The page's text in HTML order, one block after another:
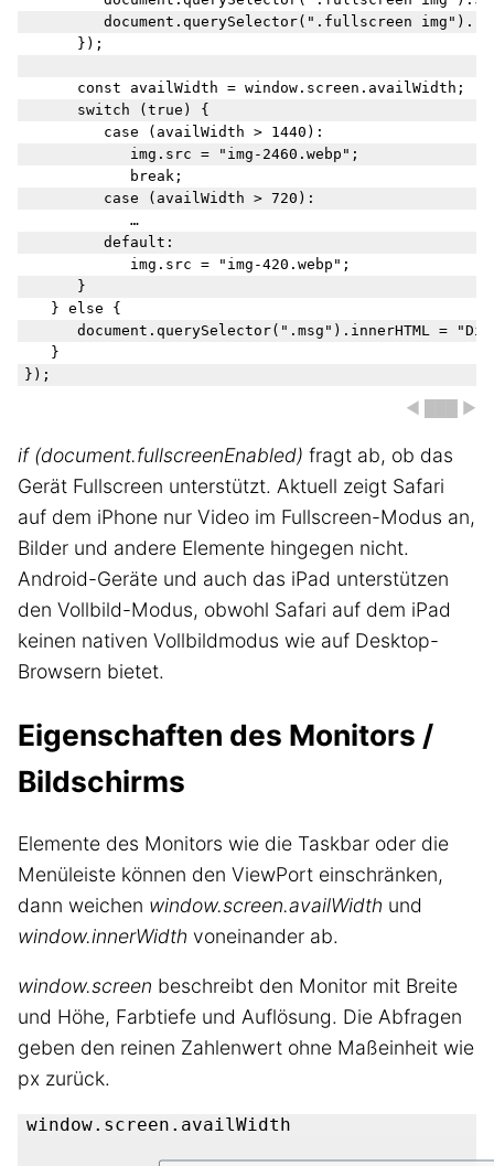
◀ ███ ▶
if (document.fullscreenEnabled) fragt ab, ob das
Gerät Fullscreen unterstützt. Aktuell zeigt Safari
auf dem iPhone nur Video im Fullscreen-Modus an,
Bilder und andere Elemente hingegen nicht.
Android-Geräte und auch das iPad unterstützen
den Vollbild-Modus, obwohl Safari auf dem iPad
keinen nativen Vollbildmodus wie auf Desktop-
Browsern bietet.
Eigenschaften des Monitors /
Bildschirms
Elemente des Monitors wie die Taskbar oder die
Menüleiste können den ViewPort einschränken,
dann weichen window.screen.availWidth und
window.innerWidth voneinander ab.
window.screen beschreibt den Monitor mit Breite
und Höhe, Farbtiefe und Auflösung. Die Abfragen
geben den reinen Zahlenwert ohne Maßeinheit wie
px zurück.
window.screen.availWidth